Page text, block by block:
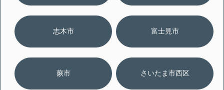
志木市 富士見市
蕨市 さいたま市西区